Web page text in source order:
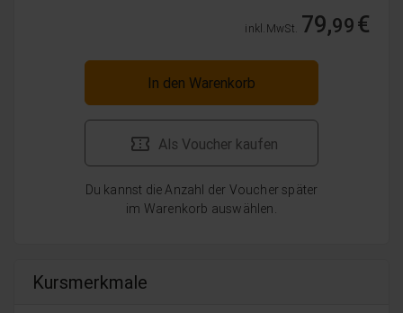
inkl. MwSt. 79,99€
In den Warenkorb
Als Voucher kaufen
Du kannst die Anzahl der Voucher später
im Warenkorb auswählen.
Kursmerkmale